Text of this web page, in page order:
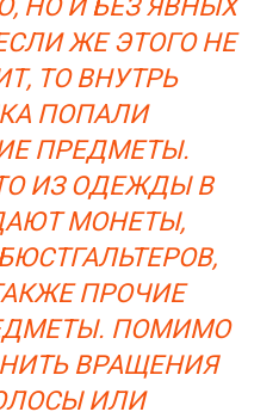
НО И БЕЗ ЯВНЫХ
ЖЕ ЭТОГО НЕ
ТО ВНУТРЬ
ПОПАЛИ
ПРЕДМЕТЫ.
ИЗ ОДЕЖДЫ В
МОНЕТЫ,
ПРОЧИЕ
ПОМИМО
ВРАЩЕНИЯ
ИЛИ